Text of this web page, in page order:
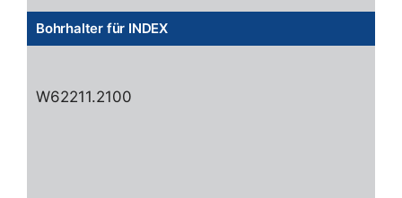
Bohrhalter für INDEX
W62211.2100